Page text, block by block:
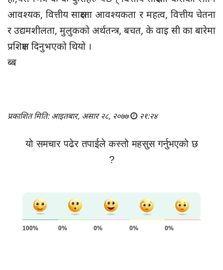
आवश्यक, वित्तीय साक्षरता आवश्यकता र महत्व, वित्तीय चेतना
र उद्यमशीलता, मुलुकको अर्थतन्त्र, बचत, के वाइ सी का बारेमा
प्रशिक्षण दिनुभएको थियो ।
ब्ब
प्रकाशित मिति: आइतबार, असार २८, २०७७ २१:२४
यो समचार पढेर तपाईले कस्तो महसुस गर्नुभएको छ
?
100% 0% 0% 0% 0%